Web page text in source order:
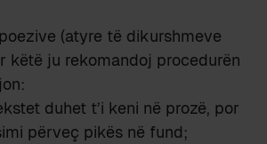
(atyre të dikurshmeve
këtë ju rekomandoj procedurën
duhet t’i keni në prozë, por
përveç pikës në fund;